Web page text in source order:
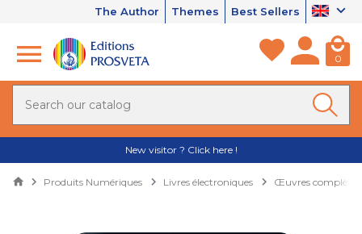
The Author Themes Best Sellers
0
New visitor ? Click here !
Produits Numériques Livres électroniques Œuvres complètes